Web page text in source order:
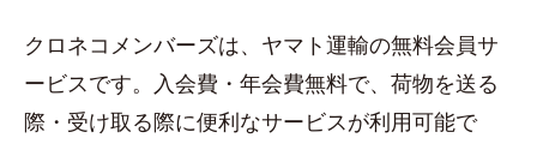
クロネコメンバーズは、ヤマト運輸の無料会員サ
ービスです。入会費・年会費無料で、荷物を送る
際・受け取る際に便利なサービスが利用可能で